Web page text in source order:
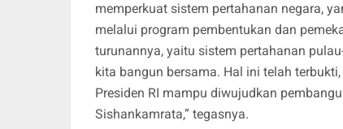
memperkuat sistem pertahanan negara,
melalui program pembentukan dan
turunannya, yaitu sistem pertahanan
kita bangun bersama. Hal ini telah
Presiden RI mampu diwujudkan
Sishankamrata,” tegasnya.